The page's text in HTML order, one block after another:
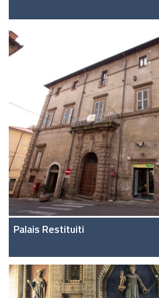
Palais Restituiti